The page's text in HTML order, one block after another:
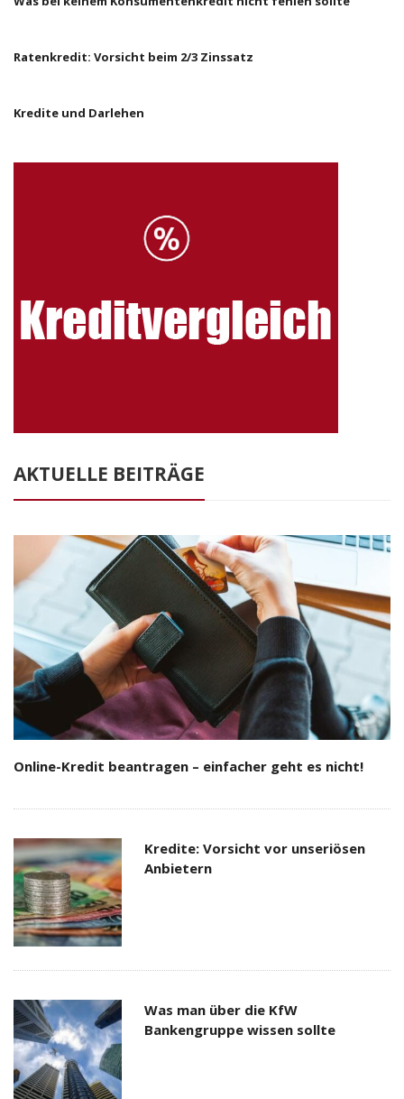
Ratenkredit: Vorsicht beim 2/3 Zinssatz
Kredite und Darlehen
AKTUELLE BEITRÄGE
Online-Kredit beantragen – einfacher geht es nicht!
Kredite: Vorsicht vor unseriösen
Anbietern
Was man über die KfW
Bankengruppe wissen sollte